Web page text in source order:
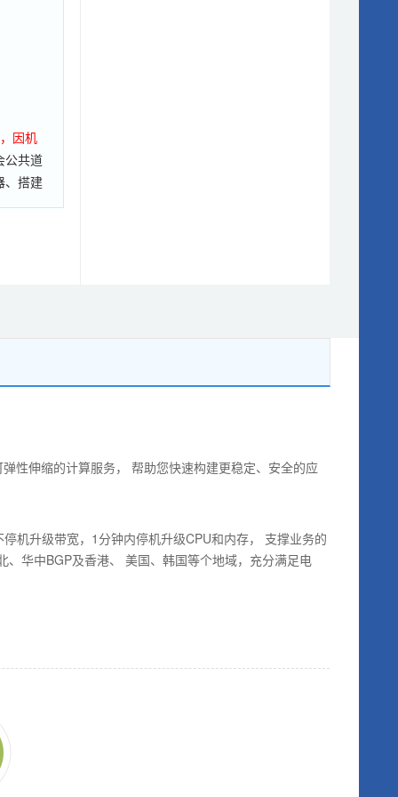
因机
公共道
、搭建
施，如
性伸缩的计算服务， 帮助您快速构建更稳定、安全的应
机升级带宽，1分钟内停机升级CPU和内存， 支撑业务的
华中BGP及香港、 美国、韩国等个地域，充分满足电